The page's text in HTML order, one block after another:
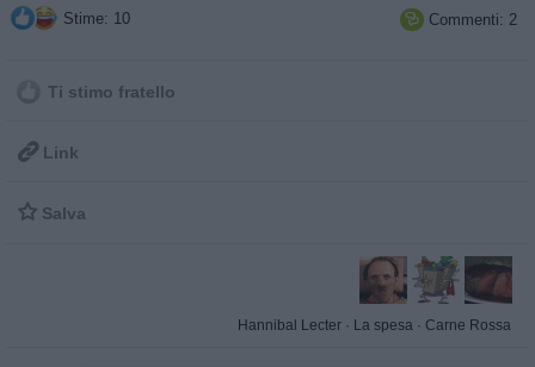
Stime: 10  Commenti: 2
Ti stimo fratello
 Link
 Salva
Hannibal Lecter · La spesa · Carne Rossa